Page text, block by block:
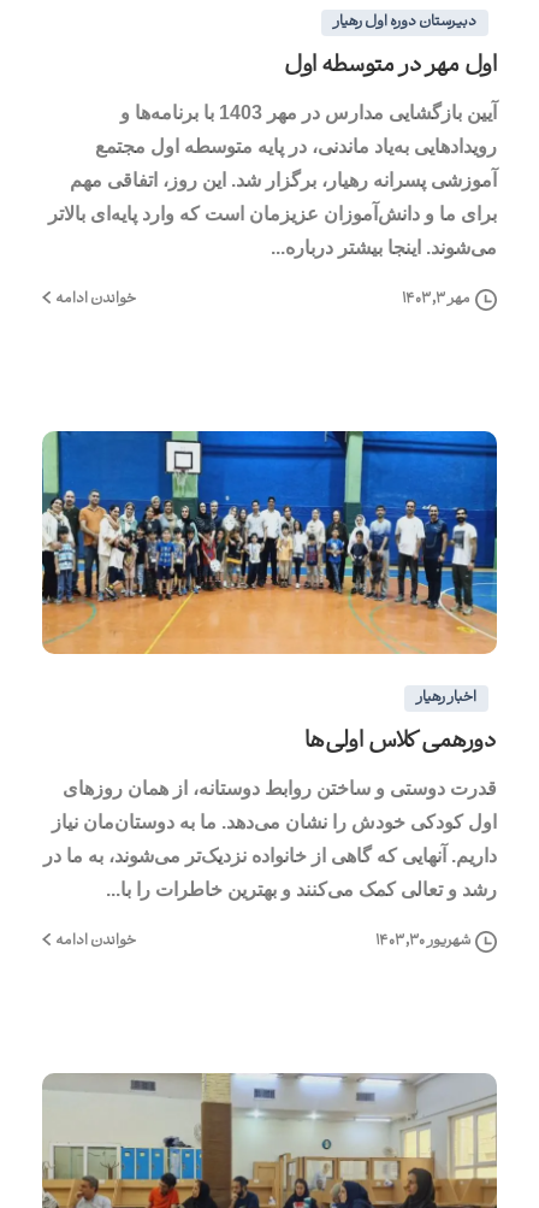
دبیرستان دوره اول رهیار
اول مهر در متوسطه اول
آیین بازگشایی مدارس در مهر 1403 با برنامه‌ها و
رویدادهایی به‌یاد ماندنی، در پایه متوسطه اول مجتمع
آموزشی پسرانه رهیار، برگزار شد. این روز، اتفاقی مهم
برای ما و دانش‌آموزان عزیزمان است که وارد پایه‌ای بالاتر
می‌شوند. اینجا بیشتر درباره...
مهر ۳, ۱۴۰۳ خواندن ادامه
0
اخبار رهیار
دورهمی کلاس اولی‌ها
قدرت دوستی و ساختن روابط دوستانه، از همان روزهای
اول کودکی خودش را نشان می‌دهد. ما به دوستان‌مان نیاز
داریم. آنهایی که گاهی از خانواده نزدیک‌تر می‌شوند، به ما در
رشد و تعالی کمک می‌کنند و بهترین خاطرات را با...
شهریور ۳۰, ۱۴۰۳ خواندن ادامه